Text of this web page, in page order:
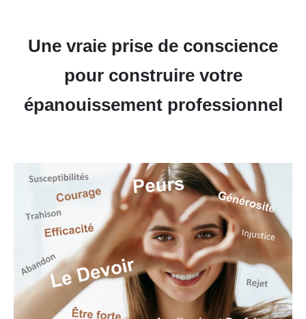
Une vraie prise de conscience
pour construire votre
épanouissement professionnel